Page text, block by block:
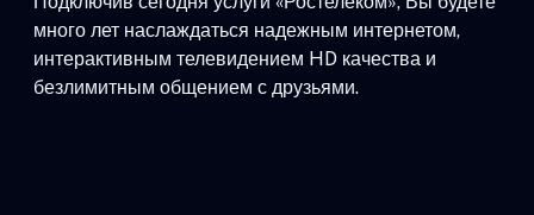
много лет наслаждаться надежным интернетом,
интерактивным телевидением HD качества и
безлимитным общением с друзьями.